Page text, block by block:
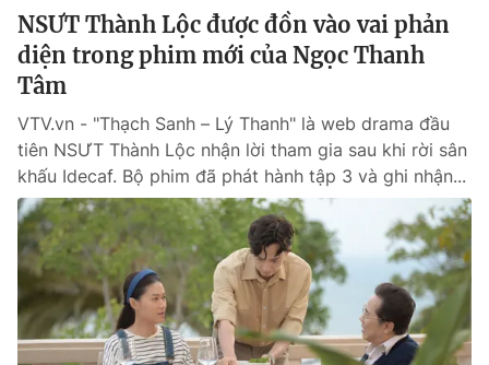
NSƯT Thành Lộc được đồn vào vai phản
diện trong phim mới của Ngọc Thanh
Tâm
VTV.vn - "Thạch Sanh – Lý Thanh" là web drama đầu
tiên NSƯT Thành Lộc nhận lời tham gia sau khi rời sân
khấu Idecaf. Bộ phim đã phát hành tập 3 và ghi nhận...